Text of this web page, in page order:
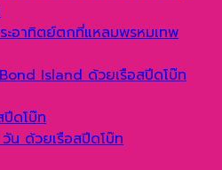
ะอาทิตย์ตกที่แหลมพรหมเทพ
Island ด้วยเรือสปีดโบ๊ท
ปีดโบ๊ท
วัน ด้วยเรือสปีดโบ๊ท